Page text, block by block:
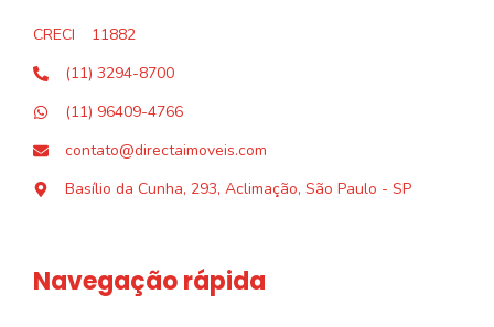
CRECI
11882
(11) 3294-8700
(11) 96409-4766
contato@directaimoveis.com
Basílio da Cunha, 293, Aclimação, São Paulo - SP
Navegação rápida